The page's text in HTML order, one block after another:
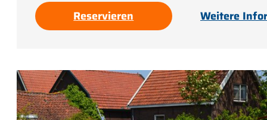
Reservieren Weitere